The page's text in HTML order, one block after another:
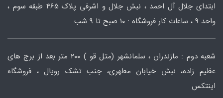
ابتدای جلال آل احمد ، نبش جلال و اشرفی پلاک 465 طبقه سوم ،
واحد ۹ ، ساعات کار فروشگاه : ۱۰ صبح تا ۹ شب.
شعبه دوم : مازندران ، سلمانشهر (متل قو ) ۲۰۰ متر بعد از برج های
عظیم زاده، نبش خیابان مطهری، جنب تشک رویال ، فروشگاه
اینتکس